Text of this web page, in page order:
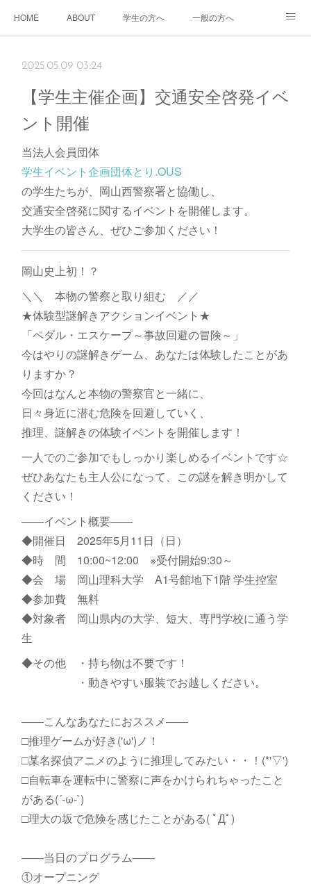
HOME ABOUT 学生の方へ 一般の方へ
2025.05.09 03:24
【学生主催企画】交通安全啓発イベ
ント開催
当法人会員団体
学生イベント企画団体とり.OUS
の学生たちが、岡山西警察署と協働し、
交通安全啓発に関するイベントを開催します。
大学生の皆さん、ぜひご参加ください！
岡山史上初！？
＼＼ 本物の警察と取り組む ／／
★体験型謎解きアクションイベント★
「ペダル・エスケープ～事故回避の冒険～」
今はやりの謎解きゲーム、あなたは体験したことがあ
りますか？
今回はなんと本物の警察官と一緒に、
日々身近に潜む危険を回避していく、
推理、謎解きの体験イベントを開催します！
一人でのご参加でもしっかり楽しめるイベントです☆
ぜひあなたも主人公になって、この謎を解き明かして
ください！
――イベント概要――
◆開催日 2025年5月11日（日）
◆時 間 10:00~12:00 ※受付開始9:30～
◆会 場 岡山理科大学 A1号館地下1階 学生控室
◆参加費 無料
◆対象者 岡山県内の大学、短大、専門学校に通う学
生
◆その他 ・持ち物は不要です！
・動きやすい服装でお越しください。
――こんなあなたにおススメ――
□推理ゲームが好き('ω')ノ！
□某名探偵アニメのように推理してみたい・・！(*'▽')
□自転車を運転中に警察に声をかけられちゃったこと
がある(´-ω-`)
□理大の坂で危険を感じたことがある( ﾟДﾟ)
――当日のプログラム――
①オープニング